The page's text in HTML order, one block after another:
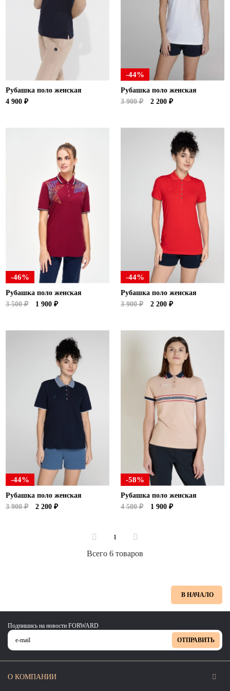
Новосибирская область (3)
Омская область (5)
Республика Башкортостан (3)
Республика Крым (1)
Республика Татарстан (2)
Ростовская область (2)
Самарская область (1)
Смоленская область (1)
Ставропольский край (5)
Томская область (1)
Тульская область (1)
Тюменская область (3)
Хакасия (1)
Ханты-Мансийский автономный округ (3)
Челябинская область (2)
Ямало-Ненецкий автономный округ (1)
Ярославская область (1)
Рубашка поло женская
4 900 ₽
-44%
Рубашка поло женская
3 900 ₽
2 200 ₽
-46%
Рубашка поло женская
3 500 ₽
1 900 ₽
-44%
Рубашка поло женская
3 900 ₽
2 200 ₽
-44%
Рубашка поло женская
3 900 ₽
2 200 ₽
-58%
Рубашка поло женская
4 500 ₽
1 900 ₽
1
Всего 6 товаров
В НАЧАЛО
Подпишись на новости FORWARD
ОТПРАВИТЬ
О КОМПАНИИ